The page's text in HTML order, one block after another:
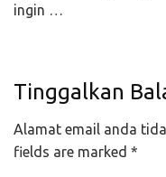
ingin …
Tinggalkan
Alamat email anda
fields are marked *